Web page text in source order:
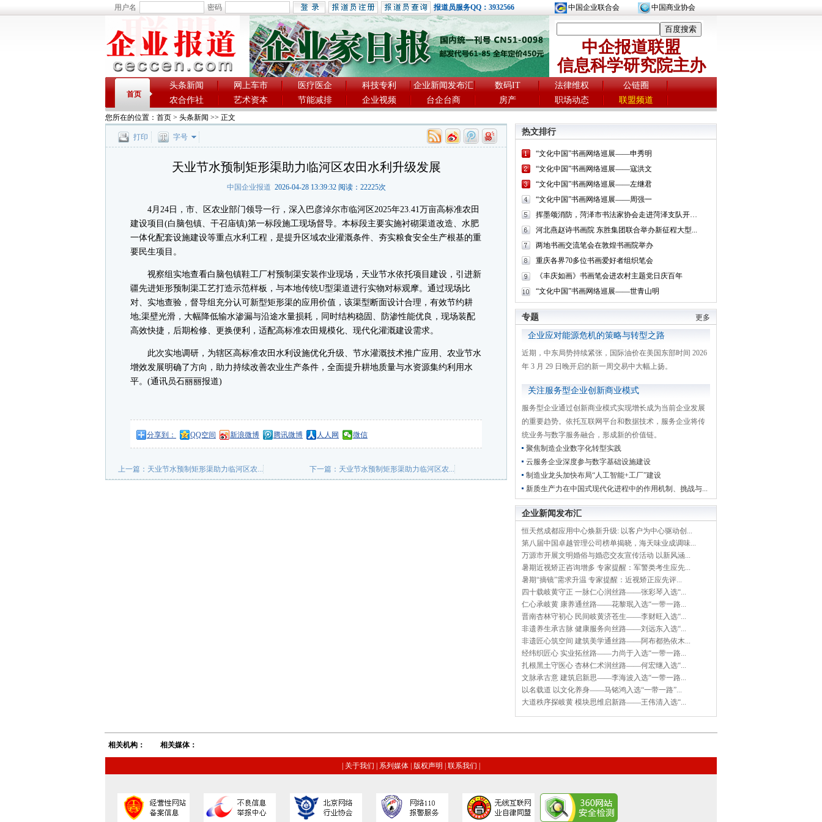
中国企业联合会 中国商业协会
用户名 密码 报道员服务QQ：3932566
中企报道联盟
信息科学研究院主办
首页
头条新闻 网上车市 医疗医企 科技专利 企业新闻发布汇 数码IT 法律维权
公链圈
农合作社
艺术资本 节能减排 企业视频 台企台商 房产 职场动态 联盟频道
您所在的位置： 首页 > 头条新闻 >> 正文
打印 字号
天业节水预制矩形渠助力临河区农田水利升级发展
中国企业报道 2026-04-28 13:39:32 阅读： 22225次
4月24日，市、区农业部门领导一行，深入巴彦淖尔市临河区2025年23.41万亩高标准农田
建设项目(白脑包镇、干召庙镇)第一标段施工现场督导。本标段主要实施衬砌渠道改造、水肥
一体化配套设施建设等重点水利工程，是提升区域农业灌溉条件、夯实粮食安全生产根基的重
要民生项目。
视察组实地查看白脑包镇鞋工厂村预制渠安装作业现场，天业节水依托项目建设，引进新
疆先进矩形预制渠工艺打造示范样板，与本地传统U型渠道进行实物对标观摩。通过现场比
对、实地查验，督导组充分认可新型矩形渠的应用价值，该渠型断面设计合理，有效节约耕
地;渠壁光滑，大幅降低输水渗漏与沿途水量损耗，同时结构稳固、防渗性能优良，现场装配
高效快捷，后期检修、更换便利，适配高标准农田规模化、现代化灌溉建设需求。
此次实地调研，为辖区高标准农田水利设施优化升级、节水灌溉技术推广应用、农业节水
增效发展明确了方向，助力持续改善农业生产条件，全面提升耕地质量与水资源集约利用水
平。(通讯员石丽丽报道)
分享到： QQ空间 新浪微博 腾讯微博 人人网 微信
上一篇： 天业节水预制矩形渠助力临河区农... 下一篇： 天业节水预制矩形渠助力临河区农...
热文排行
“文化中国”书画网络巡展——申秀明
“文化中国”书画网络巡展——寇洪文
“文化中国”书画网络巡展——左继君
“文化中国”书画网络巡展——周强一
挥墨颂消防，菏泽市书法家协会走进菏泽支队开展...
河北燕赵诗书画院 东胜集团联合举办新征程大型...
两地书画交流笔会在敦煌书画院举办
重庆各界70多位书画爱好者组织笔会
《丰庆如画》书画笔会进农村主题党日庆百年
“文化中国”书画网络巡展——世青山明
更多
专题
企业应对能源危机的策略与转型之路
近期，中东局势持续紧张，国际油价在美国东部时间 2026
年 3 月 29 日晚开启的新一周交易中大幅上扬。
关注服务型企业创新商业模式
服务型企业通过创新商业模式实现增长成为当前企业发展
的重要趋势。依托互联网平台和数据技术，服务企业将传
统业务与数字服务融合，形成新的价值链。
聚焦制造企业数字化转型实践
云服务企业深度参与数字基础设施建设
制造业龙头加快布局“人工智能+工厂”建设
新质生产力在中国式现代化进程中的作用机制、挑战与...
企业新闻发布汇
恒天然成都应用中心焕新升级: 以客户为中心驱动创...
第八届中国卓越管理公司榜单揭晓，海天味业成调味...
万源市开展文明婚俗与婚恋交友宣传活动 以新风涵...
暑期近视矫正咨询增多 专家提醒：军警类考生应先...
暑期“摘镜”需求升温 专家提醒：近视矫正应先评...
四十载岐黄守正 一脉仁心润丝路——张彩琴入选“...
仁心承岐黄 康养通丝路——花黎珉入选“一带一路...
晋南杏林守初心 民间岐黄济苍生——李财旺入选“...
非遗养生承古脉 健康服务向丝路——刘远东入选“...
非遗匠心筑空间 建筑美学通丝路——阿布都热依木...
经纬织匠心 实业拓丝路——力尚于入选“一带一路...
扎根黑土守医心 杏林仁术润丝路——何宏继入选“...
文脉承古意 建筑启新思——李海波入选“一带一路...
以名载道 以文化养身——马铭鸿入选“一带一路”...
大道秩序探岐黄 模块思维启新路——王伟清入选“...
相关机构： 相关媒体：
关于我们 系列媒体 版权声明 联系我们